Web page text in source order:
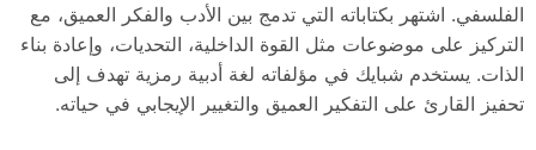
الفلسفي. اشتهر بكتاباته التي تدمج بين الأدب والفكر العميق، مع
التركيز على موضوعات مثل القوة الداخلية، التحديات، وإعادة بناء
الذات. يستخدم شبايك في مؤلفاته لغة أدبية رمزية تهدف إلى
تحفيز القارئ على التفكير العميق والتغيير الإيجابي في حياته.